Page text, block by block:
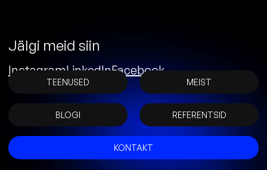
Jälgi meid siin
InstagramLinkedInFacebook
TEENUSED MEIST
BLOGI REFERENTSID
KONTAKT